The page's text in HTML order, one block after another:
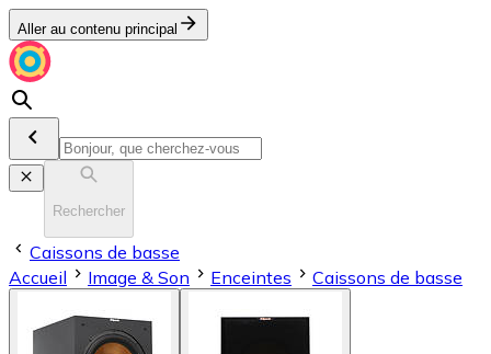
Aller au contenu principal
Rechercher
Caissons de basse
Accueil
Image & Son Enceintes Caissons de basse